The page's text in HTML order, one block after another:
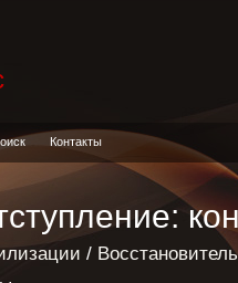
Контакты
/